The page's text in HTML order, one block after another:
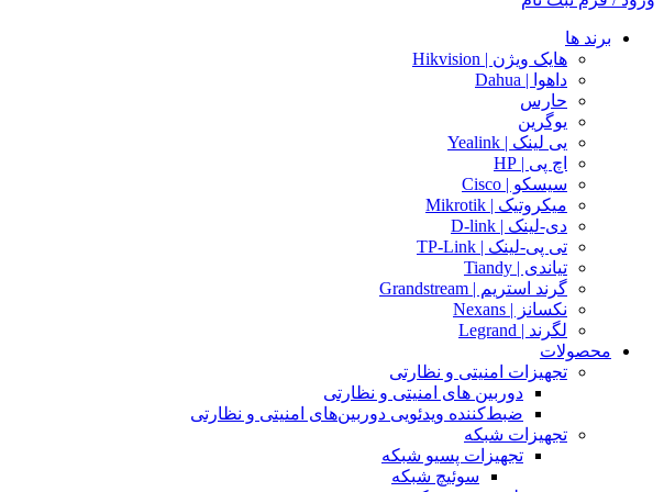
برند ها
هایک ویژن | Hikvision
داهوا | Dahua
حارس
یوگرین
یی لینک | Yealink
اچ پی | HP
سیسکو | Cisco
میکروتیک | Mikrotik
دی-لینک | D-link
تی پی-لینک | TP-Link
تیاندی | Tiandy
گرند استریم | Grandstream
نکسانز | Nexans
لگرند | Legrand
محصولات
تجهیزات امنیتی و نظارتی
دوربین های امنیتی و نظارتی
ضبط‌کننده ویدئویی دوربین‌های امنیتی و نظارتی
تجهیزات شبکه
تجهیزات پسیو شبکه
سوئیچ‌ شبکه